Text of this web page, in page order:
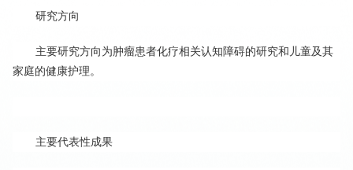
研究方向
主要研究方向为肿瘤患者化疗相关认知障碍的研究和儿童及其
家庭的健康护理。
主要代表性成果